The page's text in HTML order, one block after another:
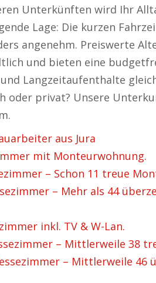
Unterkünften wird Ihr
Lage: Die kurzen
angenehm. Preiswerte
und bieten eine
Langzeitaufenthalte
oder privat? Unsere
aus Jura
mit Monteurwohnung.
– Schon 11 treue
– Mehr als 44
inkl. TV & W-Lan.
– Mittlerweile 38
– Mittlerweile 46